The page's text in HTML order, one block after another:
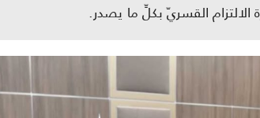
الالتزام القسريّ بكلِّ ما يصدر.